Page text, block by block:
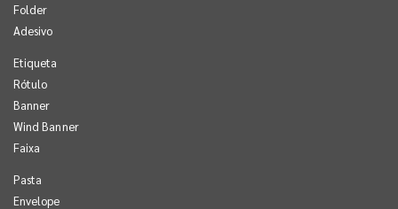
Folder
Adesivo
Etiqueta
Rótulo
Banner
Wind Banner
Faixa
Pasta
Envelope